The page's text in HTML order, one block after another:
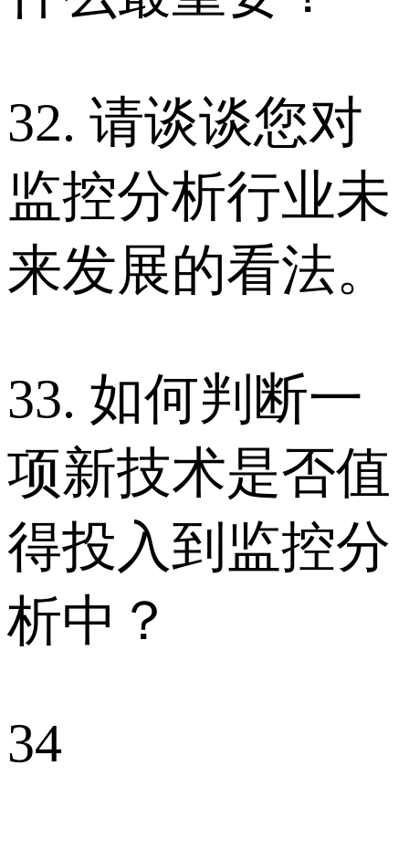
32. 请谈谈您对
监控分析行业未
来发展的看法。
33. 如何判断一
项新技术是否值
得投入到监控分
析中？
34